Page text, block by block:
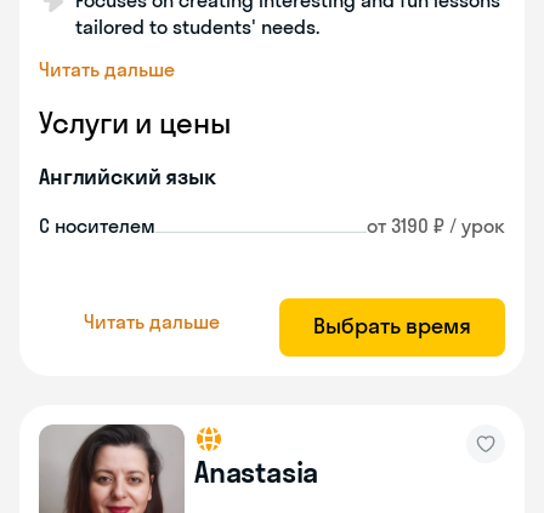
tailored to students' needs.
Читать дальше
Услуги и цены
Английский язык
С носителем от 3190 ₽ / урок
Читать дальше Выбрать время
Anastasia